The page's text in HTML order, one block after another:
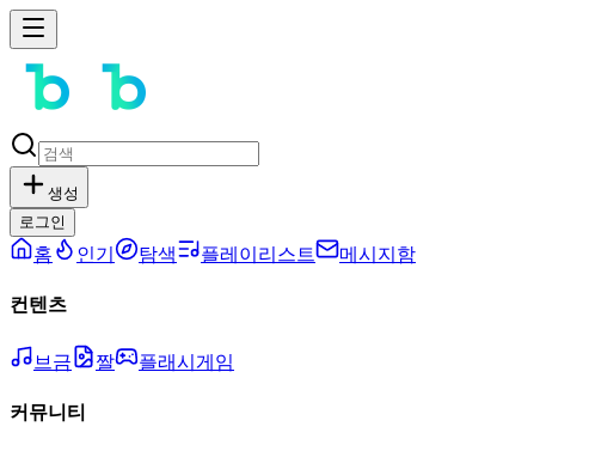
생성
로그인
홈 인기 탐색 플레이리스트 메시지함
컨텐츠
브금 짤 플래시게임
커뮤니티